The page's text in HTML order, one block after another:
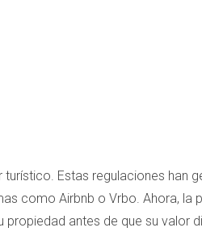
Estas regulaciones han
como Airbnb o Vrbo. Ahora, la
antes de que su valor